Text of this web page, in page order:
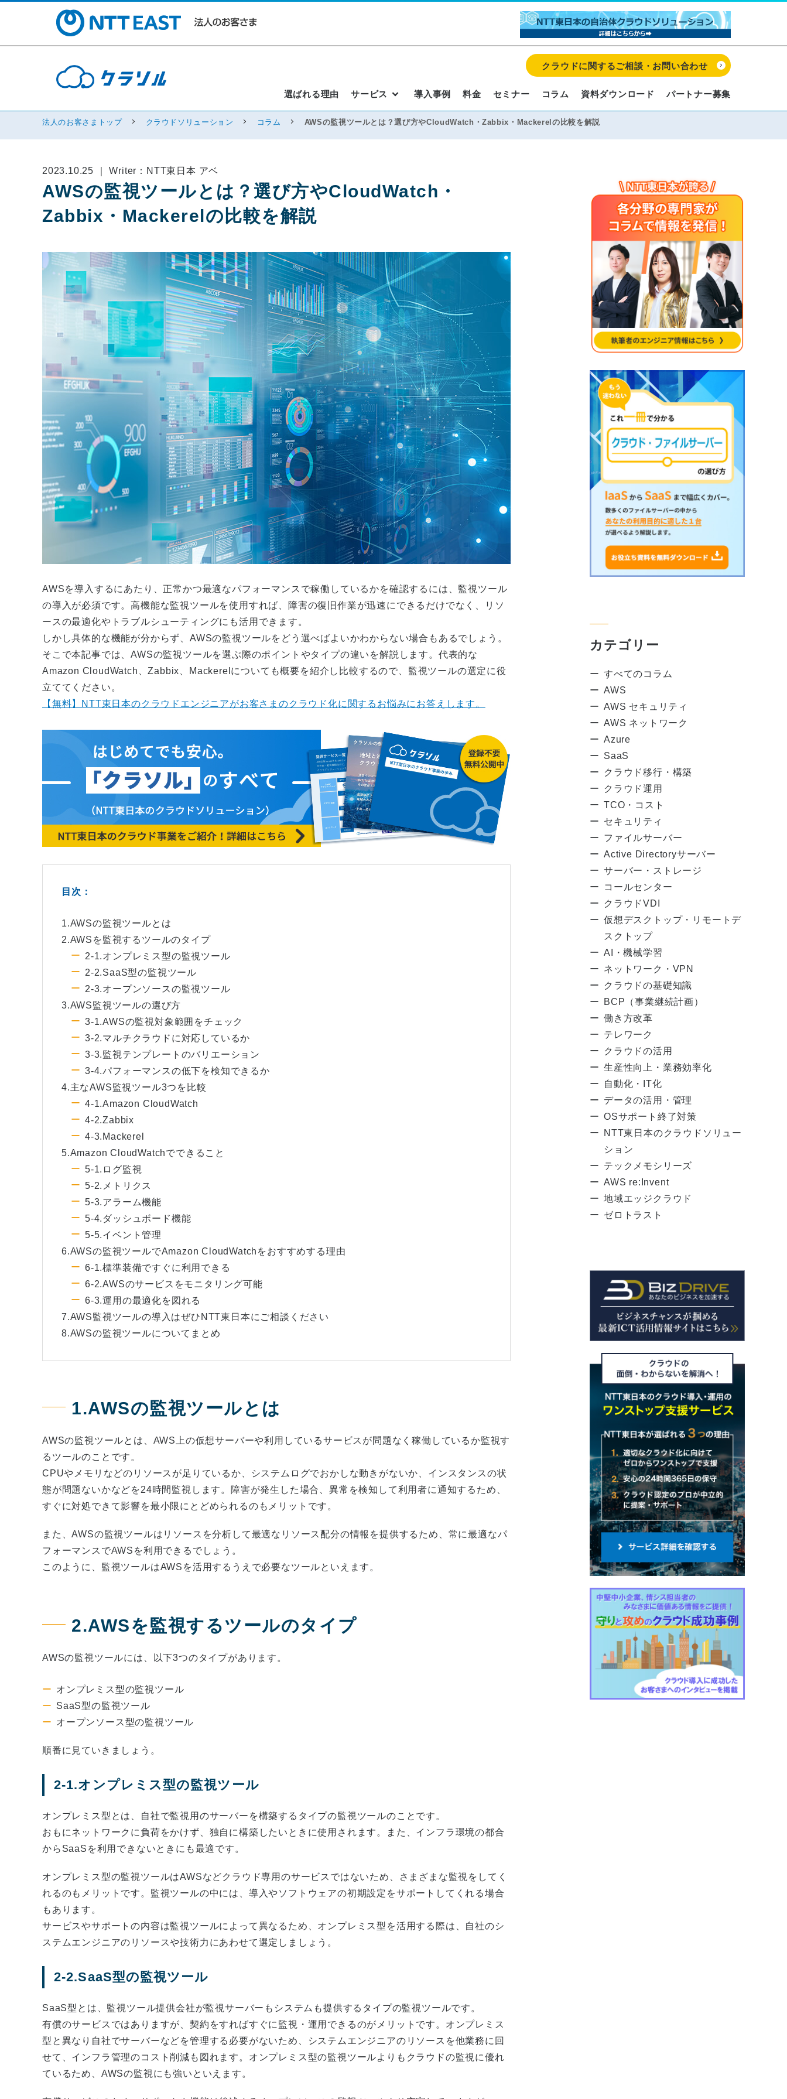
選ばれる理由 サービス 導入事例 料金 セミナー コラム 資料ダウンロード パートナー募集
クラウドに関するご相談・お問い合わせ
法人のお客さまトップ クラウドソリューション コラム AWSの監視ツールとは？選び方やCloudWatch・Zabbix・Mackerelの比較を解説
2023.10.25 ｜ Writer：NTT東日本 アベ
AWSの監視ツールとは？選び方やCloudWatch・
Zabbix・Mackerelの比較を解説
AWSを導入するにあたり、正常かつ最適なパフォーマンスで稼働しているかを確認するには、監視ツール
の導入が必須です。高機能な監視ツールを使用すれば、障害の復旧作業が迅速にできるだけでなく、リソ
ースの最適化やトラブルシューティングにも活用できます。
しかし具体的な機能が分からず、AWSの監視ツールをどう選べばよいかわからない場合もあるでしょう。
そこで本記事では、AWSの監視ツールを選ぶ際のポイントやタイプの違いを解説します。代表的な
Amazon CloudWatch、Zabbix、Mackerelについても概要を紹介し比較するので、監視ツールの選定に役
立ててください。
【無料】NTT東日本のクラウドエンジニアがお客さまのクラウド化に関するお悩みにお答えします。
目次：
1.AWSの監視ツールとは
2.AWSを監視するツールのタイプ
2-1.オンプレミス型の監視ツール
2-2.SaaS型の監視ツール
2-3.オープンソースの監視ツール
3.AWS監視ツールの選び方
3-1.AWSの監視対象範囲をチェック
3-2.マルチクラウドに対応しているか
3-3.監視テンプレートのバリエーション
3-4.パフォーマンスの低下を検知できるか
4.主なAWS監視ツール3つを比較
4-1.Amazon CloudWatch
4-2.Zabbix
4-3.Mackerel
5.Amazon CloudWatchでできること
5-1.ログ監視
5-2.メトリクス
5-3.アラーム機能
5-4.ダッシュボード機能
5-5.イベント管理
6.AWSの監視ツールでAmazon CloudWatchをおすすめする理由
6-1.標準装備ですぐに利用できる
6-2.AWSのサービスをモニタリング可能
6-3.運用の最適化を図れる
7.AWS監視ツールの導入はぜひNTT東日本にご相談ください
8.AWSの監視ツールについてまとめ
1.AWSの監視ツールとは
AWSの監視ツールとは、AWS上の仮想サーバーや利用しているサービスが問題なく稼働しているか監視す
るツールのことです。
CPUやメモリなどのリソースが足りているか、システムログでおかしな動きがないか、インスタンスの状
態が問題ないかなどを24時間監視します。障害が発生した場合、異常を検知して利用者に通知するため、
すぐに対処できて影響を最小限にとどめられるのもメリットです。
また、AWSの監視ツールはリソースを分析して最適なリソース配分の情報を提供するため、常に最適なパ
フォーマンスでAWSを利用できるでしょう。
このように、監視ツールはAWSを活用するうえで必要なツールといえます。
2.AWSを監視するツールのタイプ
AWSの監視ツールには、以下3つのタイプがあります。
オンプレミス型の監視ツール
SaaS型の監視ツール
オープンソース型の監視ツール
順番に見ていきましょう。
2-1.オンプレミス型の監視ツール
オンプレミス型とは、自社で監視用のサーバーを構築するタイプの監視ツールのことです。
おもにネットワークに負荷をかけず、独自に構築したいときに使用されます。また、インフラ環境の都合
からSaaSを利用できないときにも最適です。
オンプレミス型の監視ツールはAWSなどクラウド専用のサービスではないため、さまざまな監視をしてく
れるのもメリットです。監視ツールの中には、導入やソフトウェアの初期設定をサポートしてくれる場合
もあります。
サービスやサポートの内容は監視ツールによって異なるため、オンプレミス型を活用する際は、自社のシ
ステムエンジニアのリソースや技術力にあわせて選定しましょう。
2-2.SaaS型の監視ツール
SaaS型とは、監視ツール提供会社が監視サーバーもシステムも提供するタイプの監視ツールです。
有償のサービスではありますが、契約をすればすぐに監視・運用できるのがメリットです。オンプレミス
型と異なり自社でサーバーなどを管理する必要がないため、システムエンジニアのリソースを他業務に回
せて、インフラ管理のコスト削減も図れます。オンプレミス型の監視ツールよりもクラウドの監視に優れ
ているため、AWSの監視にも強いといえます。
カテゴリー
すべてのコラム
AWS
AWS セキュリティ
AWS ネットワーク
Azure
SaaS
クラウド移行・構築
クラウド運用
TCO・コスト
セキュリティ
ファイルサーバー
Active Directoryサーバー
サーバー・ストレージ
コールセンター
クラウドVDI
仮想デスクトップ・リモートデ
スクトップ
AI・機械学習
ネットワーク・VPN
クラウドの基礎知識
BCP（事業継続計画）
働き方改革
テレワーク
クラウドの活用
生産性向上・業務効率化
自動化・IT化
データの活用・管理
OSサポート終了対策
NTT東日本のクラウドソリュー
ション
テックメモシリーズ
AWS re:Invent
地域エッジクラウド
ゼロトラスト